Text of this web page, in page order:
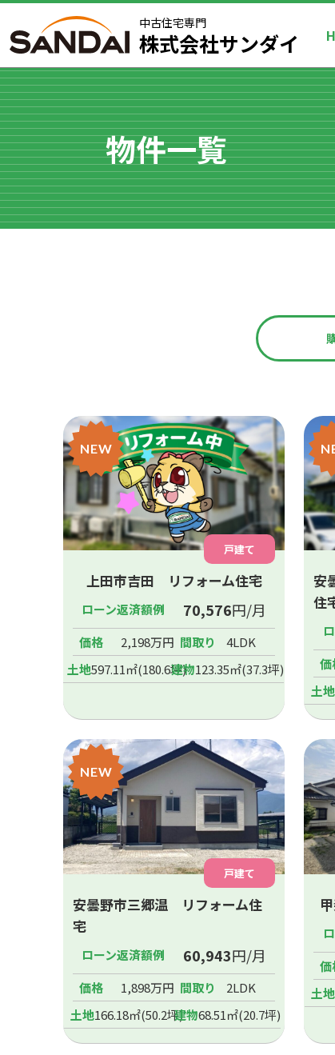
中古住宅専門
株式会社サンダイ
物件一覧
NEW
戸建て
上田市吉田 リフォーム住宅
ローン返済額例 70,576円/月
価格 2,198万円 間取り
4LDK
土地597.11㎡(180.6坪)
建物123.35㎡(37.3坪)
安
住
価
土地
NEW
戸建て
安曇野市三郷温 リフォーム住
宅
ローン返済額例 60,943円/月
価格 1,898万円 間取り
2LDK
土地166.18㎡(50.2坪)建物68.51㎡(20.7坪)
価
土地